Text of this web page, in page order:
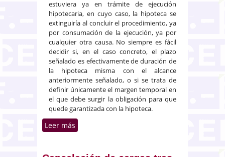
estuviera ya en trámite de ejecución
hipotecaria, en cuyo caso, la hipoteca se
extinguiría al concluir el procedimiento, ya
por consumación de la ejecución, ya por
cualquier otra causa. No siempre es fácil
decidir si, en el caso concreto, el plazo
señalado es efectivamente de duración de
la hipoteca misma con el alcance
anteriormente señalado, o si se trata de
definir únicamente el margen temporal en
el que debe surgir la obligación para que
quede garantizada con la hipoteca.
Leer más